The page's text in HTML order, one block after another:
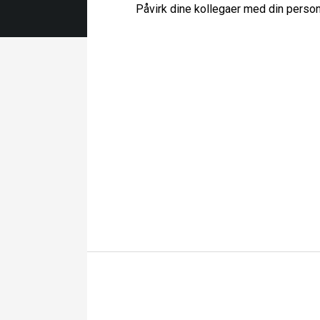
Påvirk dine kollegaer med din